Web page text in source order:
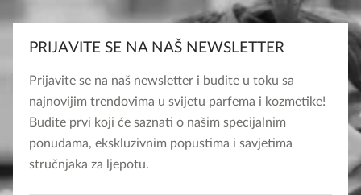
PRIJAVITE SE NA NAŠ NEWSLETTER
Prijavite se na naš newsletter i budite u toku sa
najnovijim trendovima u svijetu parfema i kozmetike!
Budite prvi koji će saznati o našim specijalnim
ponudama, ekskluzivnim popustima i savjetima
stručnjaka za ljepotu.